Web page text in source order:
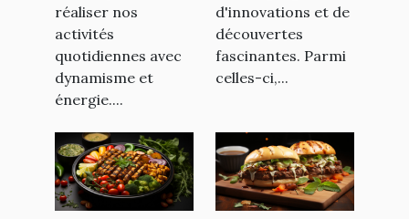
réaliser nos
activités
quotidiennes avec
dynamisme et
énergie....
d'innovations et de
découvertes
fascinantes. Parmi
celles-ci,...